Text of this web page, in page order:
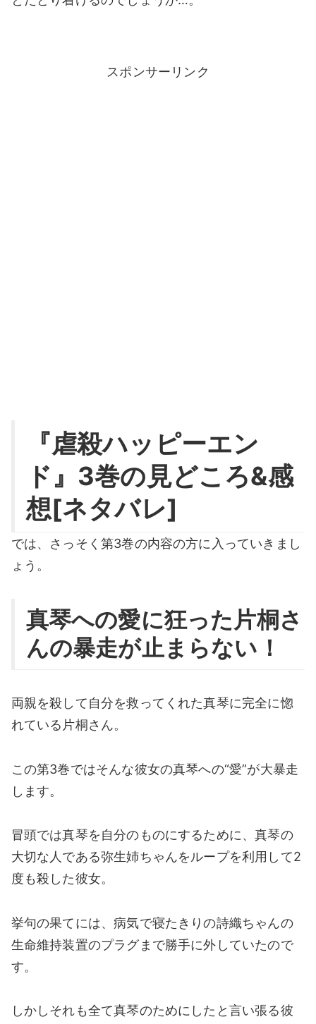
スポンサーリンク
『虐殺ハッピーエン
ド』3巻の見どころ&感
想[ネタバレ]
では、さっそく第3巻の内容の方に入っていきまし
ょう。
真琴への愛に狂った片桐さ
んの暴走が止まらない！
両親を殺して自分を救ってくれた真琴に完全に惚
れている片桐さん。
この第3巻ではそんな彼女の真琴への“愛”が大暴走
します。
冒頭では真琴を自分のものにするために、真琴の
大切な人である弥生姉ちゃんをループを利用して2
度も殺した彼女。
挙句の果てには、病気で寝たきりの詩織ちゃんの
生命維持装置のプラグまで勝手に外していたので
す。
しかしそれも全て真琴のためにしたと言い張る彼